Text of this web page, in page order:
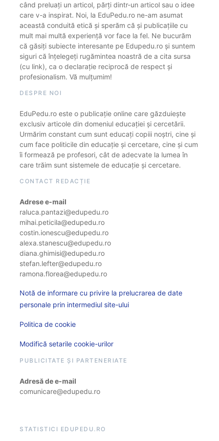
când preluați un articol, părți dintr-un articol sau o idee
care v-a inspirat. Noi, la EduPedu.ro ne-am asumat
această conduită etică și sperăm că și publicațiile cu
mult mai multă experiență vor face la fel. Ne bucurăm
că găsiți subiecte interesante pe Edupedu.ro și suntem
siguri că înțelegeți rugămintea noastră de a cita sursa
(cu link), ca o declarație reciprocă de respect și
profesionalism. Vă mulțumim!
DESPRE NOI
EduPedu.ro este o publicație online care găzduiește
exclusiv articole din domeniul educației și cercetării.
Urmărim constant cum sunt educați copiii noștri, cine și
cum face politicile din educație și cercetare, cine și cum
îi formează pe profesori, cât de adecvate la lumea în
care trăim sunt sistemele de educație și cercetare.
CONTACT REDACȚIE
Adrese e-mail
raluca.pantazi@edupedu.ro
mihai.peticila@edupedu.ro
costin.ionescu@edupedu.ro
alexa.stanescu@edupedu.ro
diana.ghimisi@edupedu.ro
stefan.lefter@edupedu.ro
ramona.florea@edupedu.ro
Notă de informare cu privire la prelucrarea de date
personale prin intermediul site-ului
Politica de cookie
Modifică setarile cookie-urilor
PUBLICITATE ȘI PARTENERIATE
Adresă de e-mail
comunicare@edupedu.ro
STATISTICI EDUPEDU.RO